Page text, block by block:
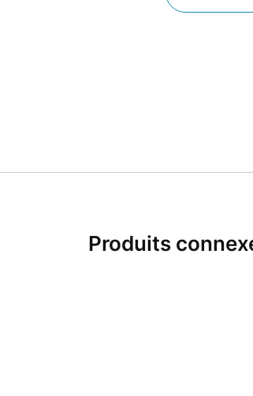
Produits